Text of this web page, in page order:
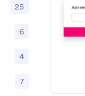
25
6
4
7